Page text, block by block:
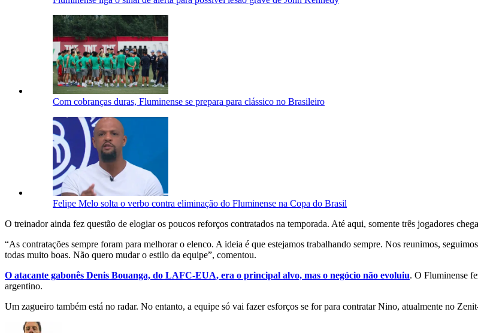
Com cobranças duras, Fluminense se prepara para clássico no Brasileiro
Felipe Melo solta o verbo contra eliminação do Fluminense na Copa do Brasil
O treinador ainda fez questão de elogiar os poucos reforços contratados na temporada. Até aqui, somente três jogadores
“As contratações sempre foram para melhorar o elenco. A ideia é que estejamos trabalhando sempre. Nos reunimos,
todas muito boas. Não quero mudar o estilo da equipe”, comentou.
O atacante gabonês Denis Bouanga, do LAFC-EUA, era o principal alvo, mas o negócio não evoluiu. O Fluminense
argentino.
Um zagueiro também está no radar. No entanto, a equipe só vai fazer esforços se for para contratar Nino, atualmente no